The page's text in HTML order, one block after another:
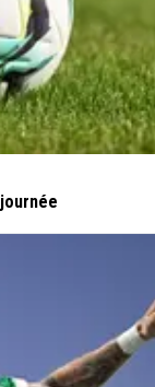
cherchent à le
il vient à l'OM.